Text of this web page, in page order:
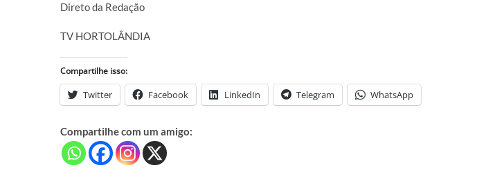
Direto da Redação
TV HORTOLÂNDIA
Compartilhe isso:
Twitter Facebook LinkedIn Telegram WhatsApp
Compartilhe com um amigo: